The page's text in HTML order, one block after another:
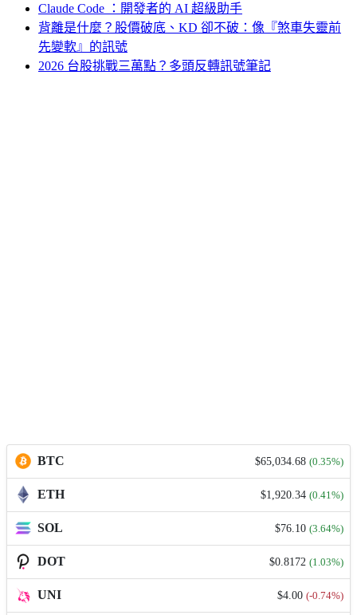
Claude Code ：開發者的 AI 超級助手
背離是什麼？股價破底、KD 卻不破：像『煞車失靈前
先變軟』的訊號
2026 台股挑戰三萬點？多頭反轉訊號筆記
BTC $65,034.68 (0.35%)
ETH $1,920.34 (0.41%)
SOL $76.10 (3.64%)
DOT $0.8172 (1.03%)
UNI $4.00 (-0.74%)